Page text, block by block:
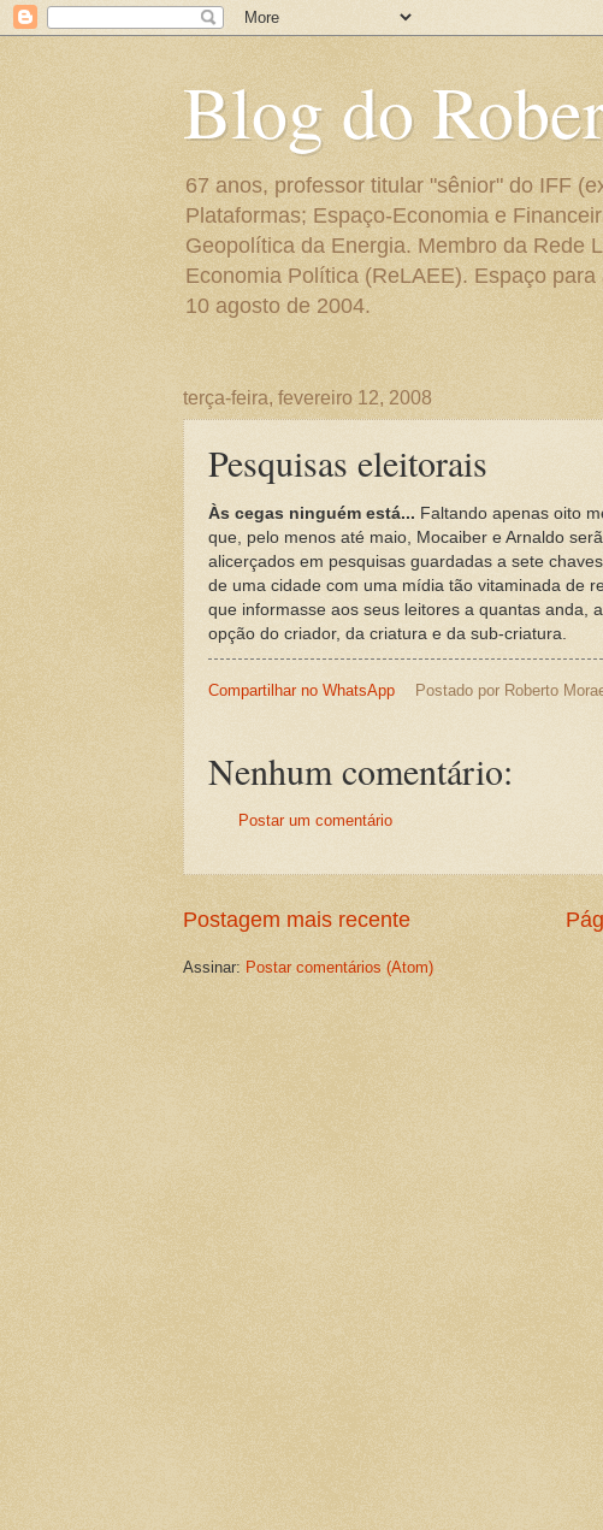
Blog do
67 anos, professor titular "sênior" do IFF
Plataformas; Espaço-Economia e
Geopolítica da Energia. Membro da Rede
Economia Política (ReLAEE). Espaço
10 agosto de 2004.
terça-feira, fevereiro 12, 2008
Pesquisas eleitorais
Às cegas ninguém está... Faltando apenas oito
que, pelo menos até maio, Mocaiber e Arnaldo
alicerçados em pesquisas guardadas a sete
de uma cidade com uma mídia tão vitaminada de
que informasse aos seus leitores a quantas anda,
opção do criador, da criatura e da sub-criatura.
Compartilhar no WhatsApp Postado por Roberto
Nenhum comentário:
Postar um comentário
Postagem mais recente
Assinar: Postar comentários (Atom)